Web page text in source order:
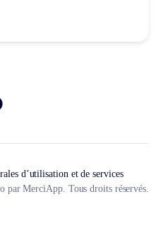
d’utilisation et de services
par MerciApp. Tous droits réservés.